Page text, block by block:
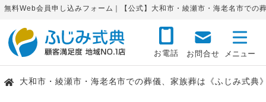
無料Web会員申し込みフォーム｜【公式】大和市・綾瀬市・海老名市での
お電話 お問合せ
大和市・綾瀬市・海老名市での葬儀、家族葬は《ふじみ式典